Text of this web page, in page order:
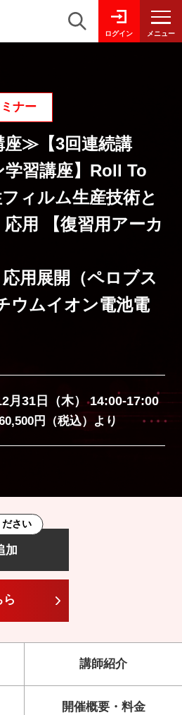
ログイン メニュー
ナー
≫【3回連続講
習講座】Roll To
ィルム生産技術と
応用 【復習用アーカ
用展開（ペロブス
ウムイオン電池電
月31日（木） 14:00-17:00
円（税込）より
加
ださい
ら
講師紹介
開催概要・料金